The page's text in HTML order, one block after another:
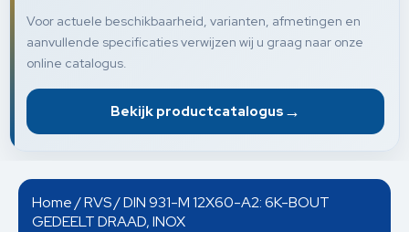
Voor actuele beschikbaarheid, varianten, afmetingen en
aanvullende specificaties verwijzen wij u graag naar onze
online catalogus.
Bekijk productcatalogus →
Home/RVS/ DIN 931-M 12X60-A2: 6K-BOUT
GEDEELT DRAAD, INOX